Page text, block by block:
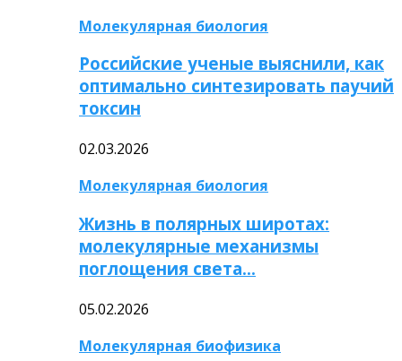
Молекулярная биология
Российские ученые выяснили, как
оптимально синтезировать паучий
токсин
02.03.2026
Молекулярная биология
Жизнь в полярных широтах:
молекулярные механизмы
поглощения света…
05.02.2026
Молекулярная биофизика